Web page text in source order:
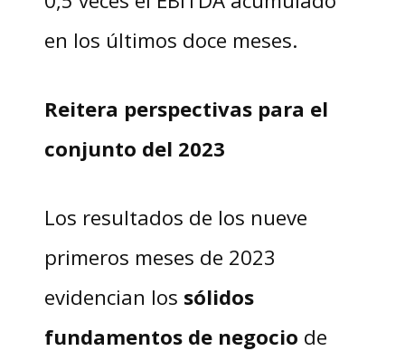
en los últimos doce meses.
Reitera perspectivas para el
conjunto del 2023
Los resultados de los nueve
primeros meses de 2023
evidencian los sólidos
fundamentos de negocio de